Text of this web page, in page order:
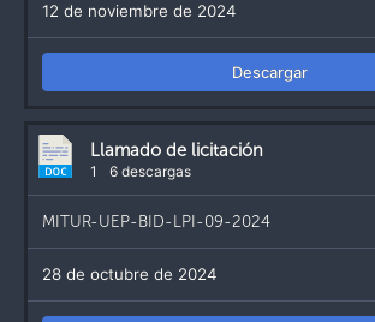
12 de noviembre de 2024
Descargar
Llamado de licitación
1 6 descargas
MITUR-UEP-BID-LPI-09-2024
28 de octubre de 2024